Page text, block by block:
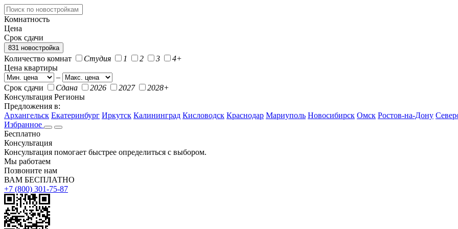
Комнатность
Цена
Срок сдачи
831 новостройка
Количество комнат Студия 1 2 3
4+
Цена квартиры
–
Срок сдачи
Сдана 2026 2027
2028+
Консультация Регионы
Предложения в:
Архангельск Екатеринбург Иркутск Калининград Кисловодск Краснодар Мариуполь Новосибирск Омск Ростов-на-Дону
Избранное
Бесплатно
Консультация
Консультация помогает быстрее определиться с выбором.
Мы работаем
Позвоните нам
ВАМ БЕСПЛАТНО
+7 (800) 301-75-87